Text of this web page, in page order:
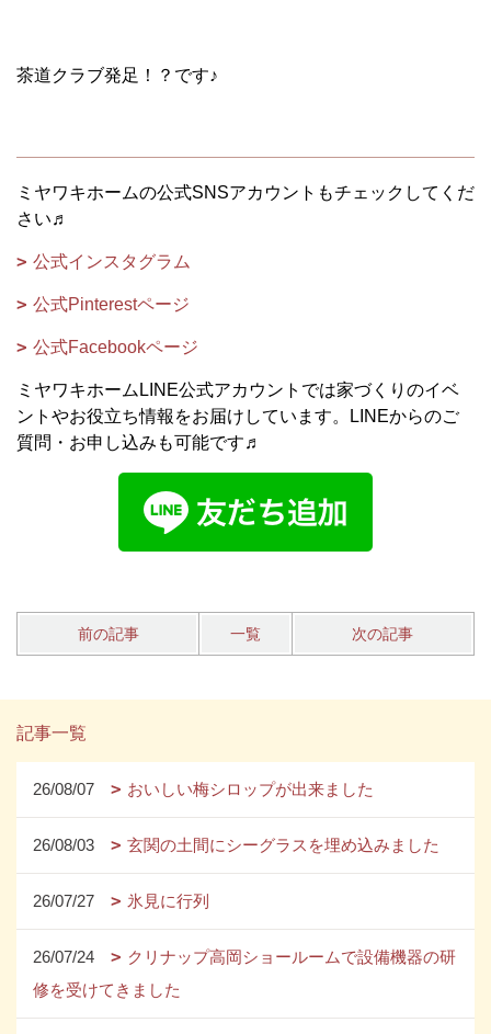
茶道クラブ発足！？です♪
ミヤワキホームの公式SNSアカウントもチェックしてくだ
さい♬
公式インスタグラム
公式Pinterestページ
公式Facebookページ
ミヤワキホームLINE公式アカウントでは家づくりのイベ
ントやお役立ち情報をお届けしています。LINEからのご
質問・お申し込みも可能です♬
前の記事 一覧 次の記事
記事一覧
26/08/07 おいしい梅シロップが出来ました
26/08/03 玄関の土間にシーグラスを埋め込みました
26/07/27 氷見に行列
26/07/24
クリナップ高岡ショールームで設備機器の研
修を受けてきました